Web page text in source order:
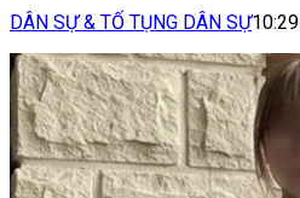
DÂN SỰ & TỐ TỤNG DÂN SỰ10:29